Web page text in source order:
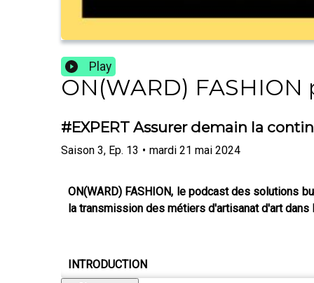
Play
ON(WARD) FASHION
#EXPERT Assurer demain la
Saison 3, Ep. 13 • mardi 21 mai 2024
ON(WARD) FASHION, le podcast des solutions
la transmission des métiers d'artisanat d'art
INTRODUCTION